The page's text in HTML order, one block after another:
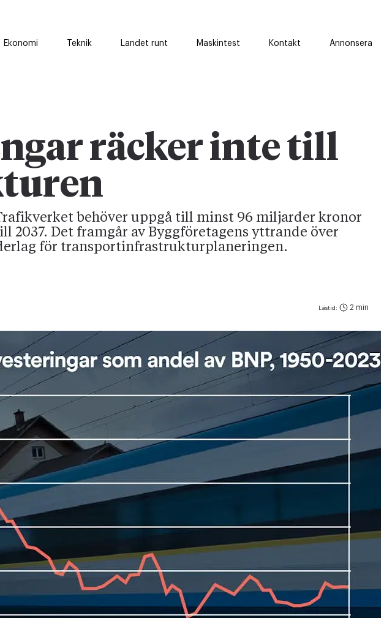
Ekonomi Teknik Landet runt Maskintest Kontakt Annonsera
räcker inte till
behöver uppgå till minst 96 miljarder kronor
2037. Det framgår av Byggföretagens yttrande över
för transportinfrastrukturplaneringen.
Lästid: 2 min